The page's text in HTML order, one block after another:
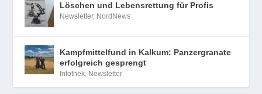
Löschen und Lebensrettung für Profis
Newsletter, NordNews
Kampfmittelfund in Kalkum: Panzergranate
erfolgreich gesprengt
Infothek, Newsletter